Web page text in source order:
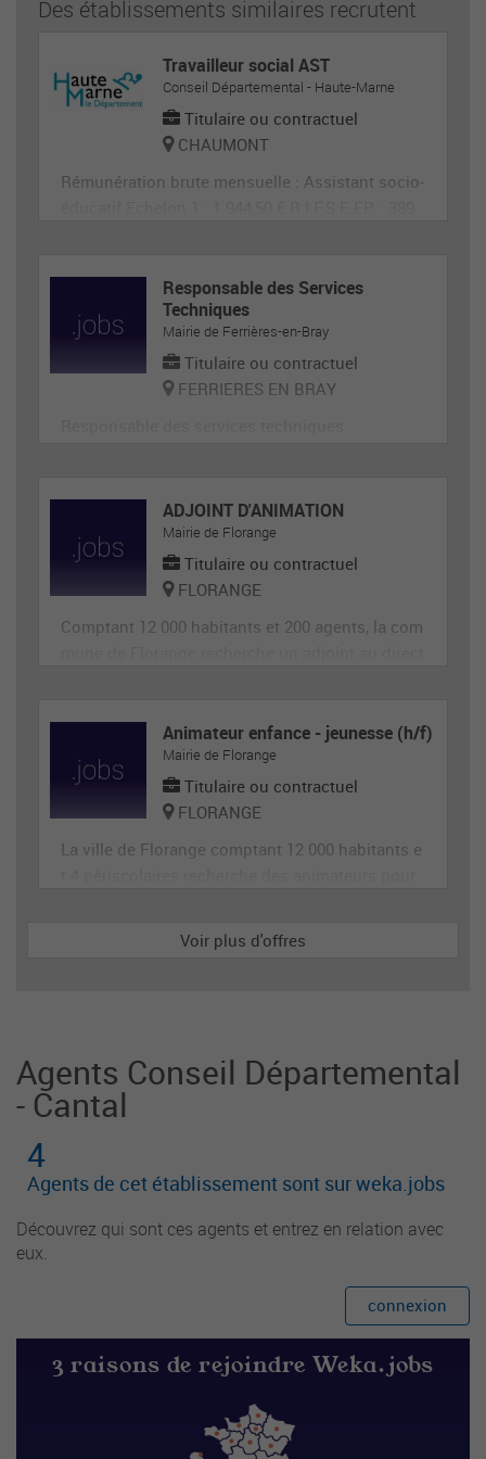
Des établissements similaires recrutent
Travailleur social AST
Conseil Départemental - Haute-Marne
Titulaire ou contractuel
CHAUMONT
Rémunération brute mensuelle : Assistant socio-
Responsable des Services
Techniques
Mairie de Ferrières-en-Bray
Titulaire ou contractuel
FERRIERES EN BRAY
ADJOINT D'ANIMATION
Mairie de Florange
Titulaire ou contractuel
FLORANGE
Comptant 12 000 habitants et 200 agents, la com
en animation et de compétences administrative
s, ainsi qu'en gestion d’équipe et en communica
tion (poste de 28h
Animateur enfance - jeunesse (h/f)
Mairie de Florange
Titulaire ou contractuel
FLORANGE
La ville de Florange comptant 12 000 habitants e
t de la sécurité morale, physique et affective des
Voir plus d'offres
Agents Conseil Départemental
- Cantal
4
Agents de cet établissement sont sur weka.jobs
Découvrez qui sont ces agents et entrez en relation avec
eux.
connexion
3 raisons de rejoindre Weka.jobs